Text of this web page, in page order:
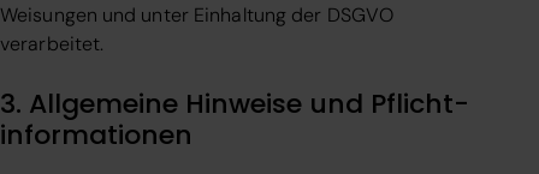
Weisungen und unter Einhaltung der DSGVO
verarbeitet.
3. Allgemeine Hinweise und Pflicht­
informationen